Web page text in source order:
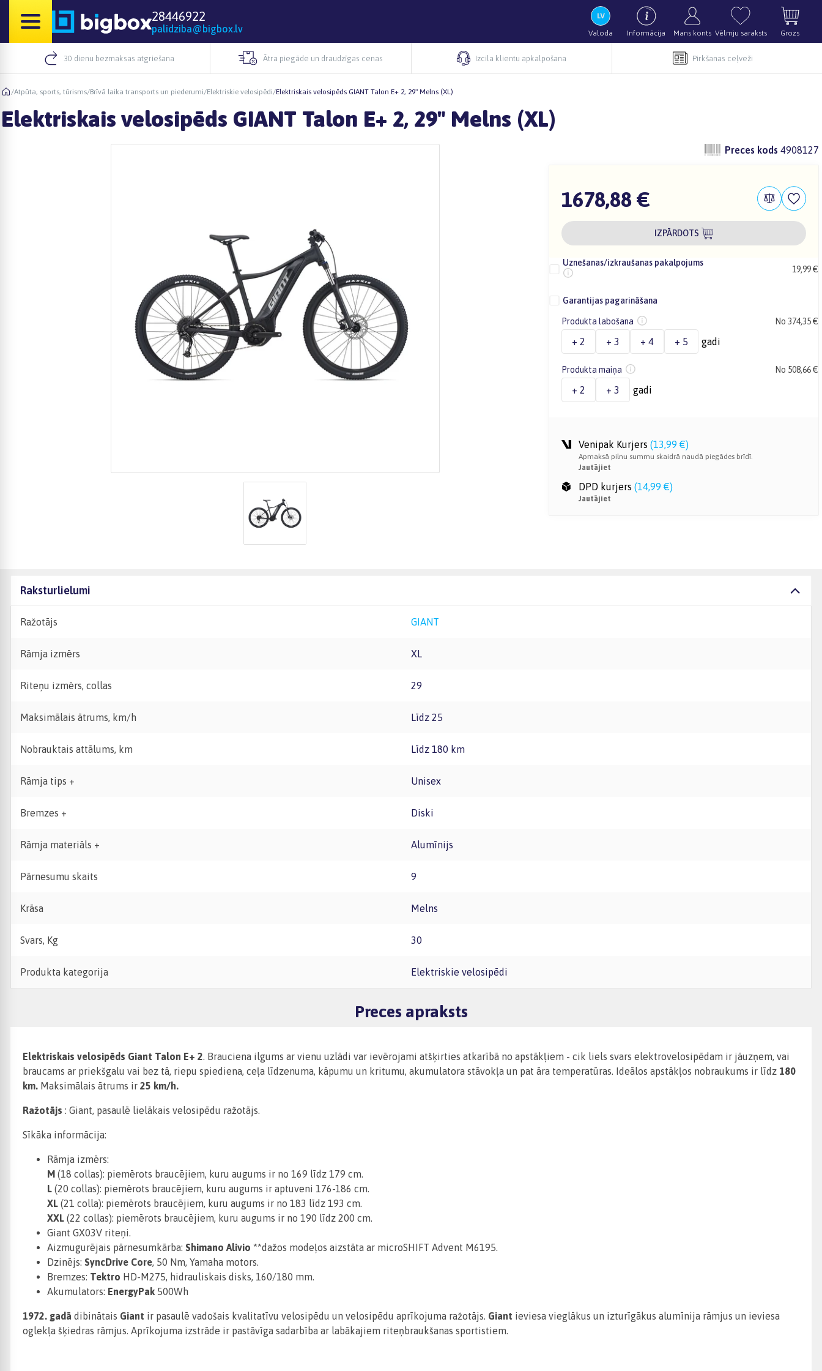
28446922
palidziba@bigbox.lv Valoda Informācija Mans konts Vēlmju saraksts Grozs
30 dienu bezmaksas atgriešana Ātra piegāde un draudzīgas cenas Izcila klientu apkalpošana Pirkšanas ceļveži
/Atpūta, sports, tūrisms/Brīvā laika transports un piederumi/Elektriskie velosipēdi/Elektriskais velosipēds GIANT Talon E+ 2, 29" Melns (XL)
Elektriskais velosipēds GIANT Talon E+ 2, 29" Melns (XL)
Preces kods 4908127
1678,88 €
IZPĀRDOTS
Uznešanas/izkraušanas pakalpojums
19,99 €
Garantijas pagarināšana
Produkta labošana No 374,35 €
+ 2 + 3 + 4 + 5 gadi
Produkta maiņa No 508,66 €
+ 2 + 3 gadi
Venipak Kurjers (13,99 €)
Apmaksā pilnu summu skaidrā naudā piegādes brīdī.
Jautājiet
DPD kurjers (14,99 €)
Jautājiet
Raksturlielumi
Ražotājs GIANT
Rāmja izmērs XL
Riteņu izmērs, collas 29
Maksimālais ātrums, km/h līdz 25
Nobrauktais attālums, km līdz 180 km
Rāmja tips + Unisex
Bremzes + Diski
Rāmja materiāls + Alumīnijs
Pārnesumu skaits 9
Krāsa Melns
Svars, Kg 30
Produkta kategorija Elektriskie velosipēdi
Preces apraksts
Elektriskais velosipēds Giant Talon E+ 2. Brauciena ilgums ar vienu uzlādi var ievērojami atšķirties atkarībā no apstākļiem - cik liels svars elektrovelosipēdam ir jāuzņem, vai
braucams ar priekšgalu vai bez tā, riepu spiediena, ceļa līdzenuma, kāpumu un kritumu, akumulatora stāvokļa un pat āra temperatūras. Ideālos apstākļos nobraukums ir līdz 180
km. Maksimālais ātrums ir 25 km/h.
Ražotājs : Giant, pasaulē lielākais velosipēdu ražotājs.
Sīkāka informācija:
Rāmja izmērs:
M (18 collas): piemērots braucējiem, kuru augums ir no 169 līdz 179 cm.
L (20 collas): piemērots braucējiem, kuru augums ir aptuveni 176-186 cm.
XL (21 colla): piemērots braucējiem, kuru augums ir no 183 līdz 193 cm.
XXL (22 collas): piemērots braucējiem, kuru augums ir no 190 līdz 200 cm.
Giant GX03V riteņi.
Aizmugurējais pārnesumkārba: Shimano Alivio **dažos modeļos aizstāta ar microSHIFT Advent M6195.
Dzinējs: SyncDrive Core, 50 Nm, Yamaha motors.
Bremzes: Tektro HD-M275, hidrauliskais disks, 160/180 mm.
Akumulators: EnergyPak 500Wh
1972. gadā dibinātais Giant ir pasaulē vadošais kvalitatīvu velosipēdu un velosipēdu aprīkojuma ražotājs. Giant ieviesa vieglākus un izturīgākus alumīnija rāmjus un ieviesa
oglekļa šķiedras rāmjus. Aprīkojuma izstrāde ir pastāvīga sadarbība ar labākajiem riteņbraukšanas sportistiem.